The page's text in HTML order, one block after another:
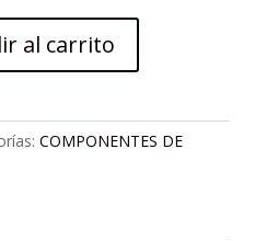
al carrito
COMPONENTES DE